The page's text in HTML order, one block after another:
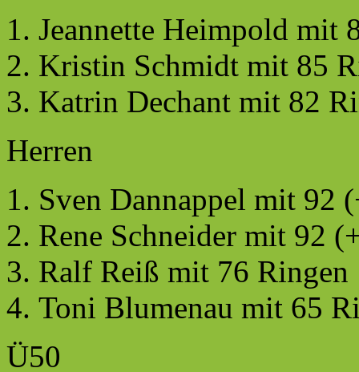
Jeannette Heimpold mit
Kristin Schmidt mit 85
Katrin Dechant mit 82
Herren
Sven Dannappel mit 92
Rene Schneider mit 92
Ralf Reiß mit 76 Ringen
Toni Blumenau mit 65
Ü50